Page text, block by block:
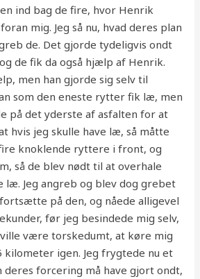
ind bag de fire, hvor Henrik
mig. Jeg så nu, hvad deres plan
de. Det gjorde tydeligvis ondt
de fik da også hjælp af Henrik.
men han gjorde sig selv til
som den eneste rytter fik læ, men
på det yderste af asfalten for at
hvis jeg skulle have læ, så måtte
knoklende ryttere i front, og
så de blev nødt til at overhale
læ. Jeg angreb og blev dog grebet
på den, og nåede alligevel
før jeg besindede mig selv,
være torskedumt, at køre mig
kilometer igen. Jeg frygtede nu et
deres forcering må have gjort ondt,